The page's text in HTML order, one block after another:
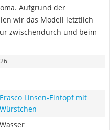
Aufgrund der
wir das Modell letztlich
zwischendurch und beim
Erasco Linsen-Eintopf mit
Würstchen
Wasser